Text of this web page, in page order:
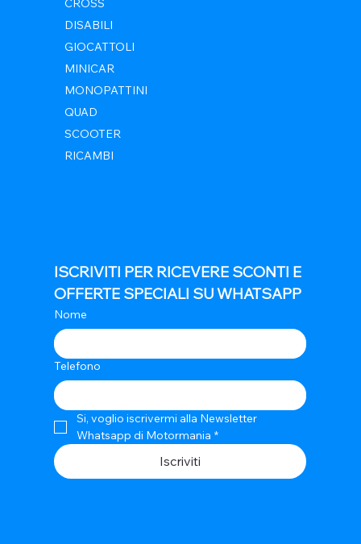
CROSS
DISABILI
GIOCATTOLI
MINICAR
MONOPATTINI
QUAD
SCOOTER
RICAMBI
ISCRIVITI PER RICEVERE SCONTI E
OFFERTE SPECIALI SU WHATSAPP
Nome
Telefono
Si, voglio iscrivermi alla Newsletter
Whatsapp di Motormania *
Iscriviti